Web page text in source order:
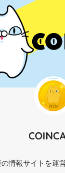
情報サイトを運